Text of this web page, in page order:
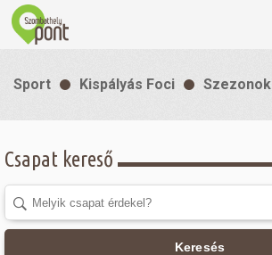
Látnivalók
Gasztronómia
Sport Kispályás Foci Szezonok
Csapat kereső
Keresés